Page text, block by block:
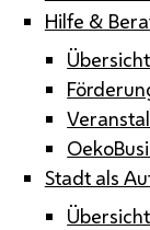
Hilfe &
Übersicht
Stadt als
Übersicht